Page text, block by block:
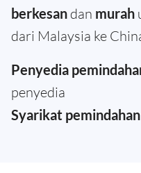
berkesan dan murah
dari Malaysia ke
Penyedia
penyedia
Syarikat